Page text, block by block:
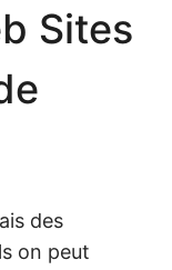
Sites
des
on peut